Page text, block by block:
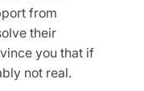
from
their
you that if
not real.